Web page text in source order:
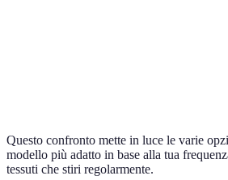
Questo confronto mette in luce le varie
modello più adatto in base alla tua
tessuti che stiri regolarmente.